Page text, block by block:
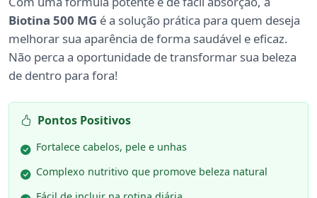
Biotina 500 MG é a solução prática para quem deseja
melhorar sua aparência de forma saudável e eficaz.
Não perca a oportunidade de transformar sua beleza
de dentro para fora!
Pontos Positivos
Fortalece cabelos, pele e unhas
Complexo nutritivo que promove beleza natural